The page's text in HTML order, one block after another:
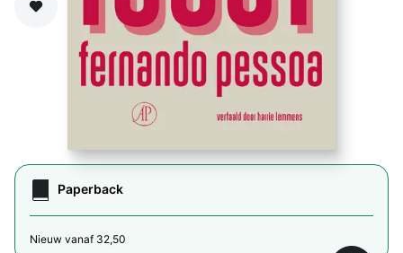
Paperback
Nieuw vanaf 32,50